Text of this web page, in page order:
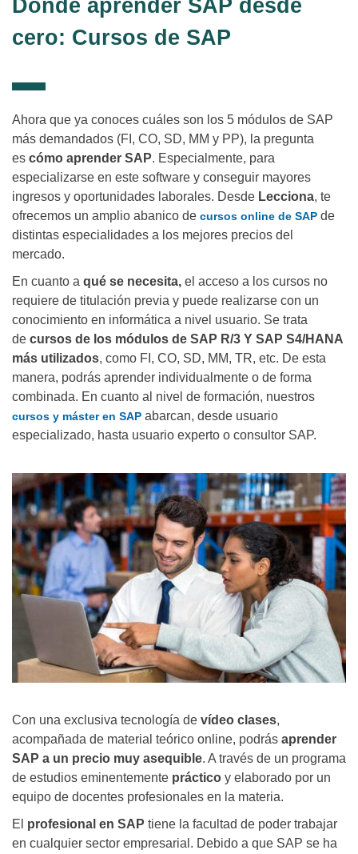
Dónde aprender SAP desde
cero: Cursos de SAP
Ahora que ya conoces cuáles son los 5 módulos de SAP
más demandados (FI, CO, SD, MM y PP), la pregunta
es cómo aprender SAP. Especialmente, para
especializarse en este software y conseguir mayores
ingresos y oportunidades laborales. Desde Lecciona, te
ofrecemos un amplio abanico de cursos online de SAP de
distintas especialidades a los mejores precios del
mercado.
En cuanto a qué se necesita, el acceso a los cursos no
requiere de titulación previa y puede realizarse con un
conocimiento en informática a nivel usuario. Se trata
de cursos de los módulos de SAP R/3 Y SAP S4/HANA
más utilizados, como FI, CO, SD, MM, TR, etc. De esta
manera, podrás aprender individualmente o de forma
combinada. En cuanto al nivel de formación, nuestros
cursos y máster en SAP abarcan, desde usuario
especializado, hasta usuario experto o consultor SAP.
Con una exclusiva tecnología de vídeo clases,
acompañada de material teórico online, podrás aprender
SAP a un precio muy asequible. A través de un programa
de estudios eminentemente práctico y elaborado por un
equipo de docentes profesionales en la materia.
El profesional en SAP tiene la facultad de poder trabajar
en cualquier sector empresarial. Debido a que SAP se ha